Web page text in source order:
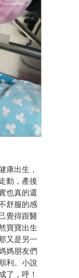
康出生，
動，產後
也真的還
舒服的感
覺得跟醫
寶寶出生
又是另一
媽朋友們
利。小說
了，呼！